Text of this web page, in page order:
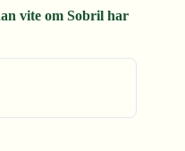
vite om Sobril har